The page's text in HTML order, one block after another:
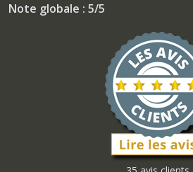
Note globale : 5/5